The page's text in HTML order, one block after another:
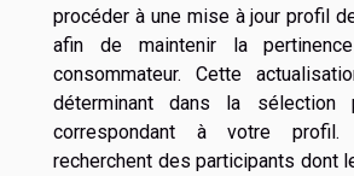
procéder à une mise à jour profil
afin de maintenir la
consommateur. Cette
déterminant dans la sélection
correspondant à votre profil.
recherchent des participants dont